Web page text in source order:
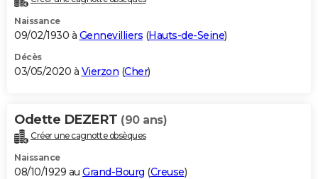
Naissance
09/02/1930 à Gennevilliers (Hauts-de-Seine)
Décès
03/05/2020 à Vierzon (Cher)
Odette DEZERT (90 ans)
Créer une cagnotte obsèques
Naissance
08/10/1929 au Grand-Bourg (Creuse)